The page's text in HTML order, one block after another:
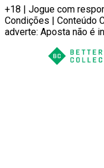
+18 | Jogue com
Condições | Conteúdo
adverte: Aposta não é